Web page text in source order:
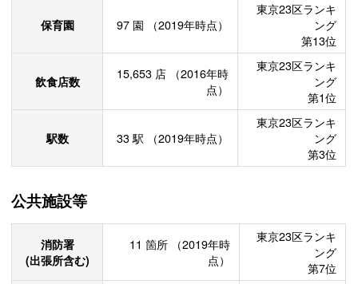
保育園 97 園 （2019年時点）
東京23区ランキ
ング
第13位
飲食店数 15,653 店
（2016年時
点）
東京23区ランキ
ング
第1位
駅数 33駅 （2019年時点）
東京23区ランキ
ング
第3位
公共施設等
消防署
(出張所含む)
11 箇所
（2019年時
点）
東京23区ランキ
ング
第7位